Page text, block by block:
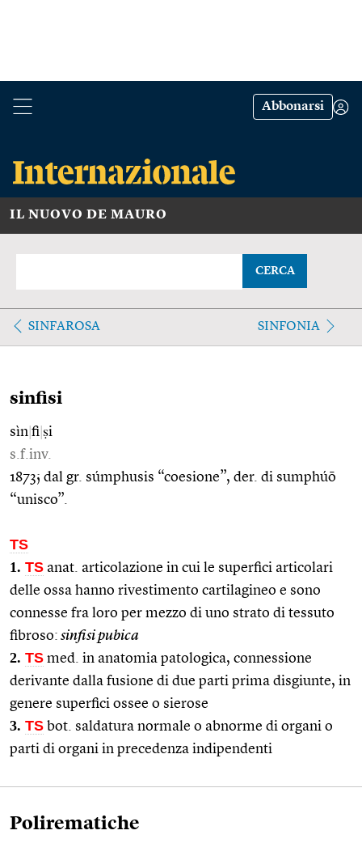
Abbonarsi
IL NUOVO DE MAURO
CERCA
SINFAROSA SINFONIA
sinfisi
sìn fi ṣi
s.f.inv.
1873; dal gr. súmphusis “coesione”, der. di sumphúō
“unisco”.
TS
1. TS anat. articolazione in cui le superfici articolari
delle ossa hanno rivestimento cartilagineo e sono
connesse fra loro per mezzo di uno strato di tessuto
fibroso: sinfisi pubica
2. TS med. in anatomia patologica, connessione
derivante dalla fusione di due parti prima disgiunte, in
genere superfici ossee o sierose
3. TS bot. saldatura normale o abnorme di organi o
parti di organi in precedenza indipendenti
Polirematiche